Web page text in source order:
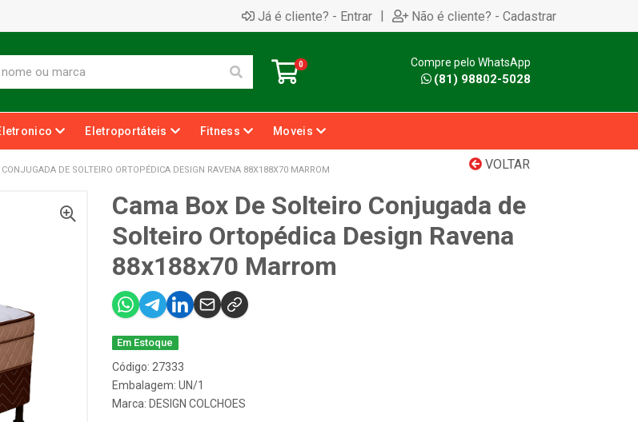
Já é cliente? - Entrar | Não é cliente? - Cadastrar
0 Compre pelo WhatsApp
(81) 98802-5028
Eletroportáteis Fitness Moveis
VOLTAR
DE SOLTEIRO ORTOPÉDICA DESIGN RAVENA 88X188X70 MARROM
Cama Box De Solteiro Conjugada de
Solteiro Ortopédica Design Ravena
88x188x70 Marrom
Em Estoque
Código: 27333
Embalagem: UN/1
Marca: DESIGN COLCHOES